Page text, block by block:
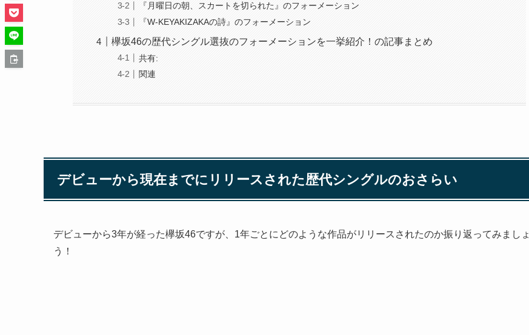
『月曜日の朝、スカートを切られた』のフォーメーション
『W-KEYAKIZAKAの詩』のフォーメーション
欅坂46の歴代シングル選抜のフォーメーションを一挙紹介！の記事まとめ
共有:
関連
デビューから現在までにリリースされた歴代シングルのおさらい
デビューから3年が経った欅坂46ですが、1年ごとにどのような作品がリリースされたのか振り返ってみましょ
う！